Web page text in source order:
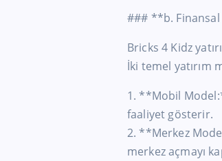
### **b.
Bricks 4 Kidz
İki temel yatırım
1. **Mobil
faaliyet gösterir.
2. **Merkez
merkez açmayı